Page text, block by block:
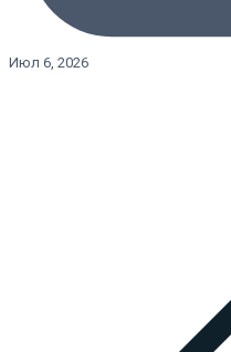
Июл 6, 2026